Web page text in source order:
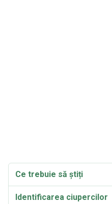
Ce trebuie să știți
Identificarea ciupercilor